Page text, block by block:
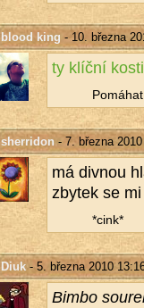
blood king - 10. března
ty klíč­ní
sherridon- 7. března 2010
má div­nou
zby­tek se
*cink*
Diuk- 5. března 2010
Bimbo